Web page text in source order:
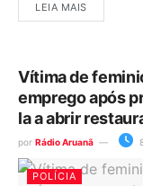
LEIA MAIS
Vítima de
emprego após
la a abrir
por Rádio Aruanã
POLÍCIA